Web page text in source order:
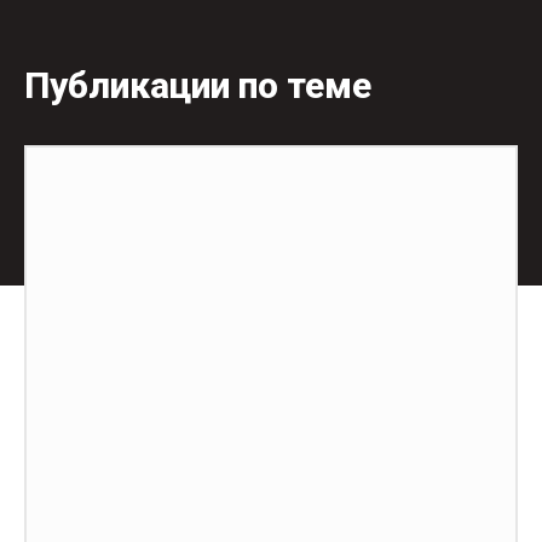
Публикации по теме